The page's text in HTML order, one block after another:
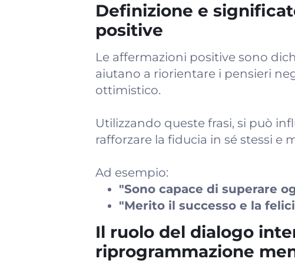
Definizione e
positive
Le affermazioni positive sono
aiutano a riorientare i pensieri
ottimistico.
Utilizzando queste frasi, si può
rafforzare la fiducia in sé stessi e
Ad esempio:
"Sono capace di superare
"Merito il successo e la
Il ruolo del dialogo
riprogrammazione